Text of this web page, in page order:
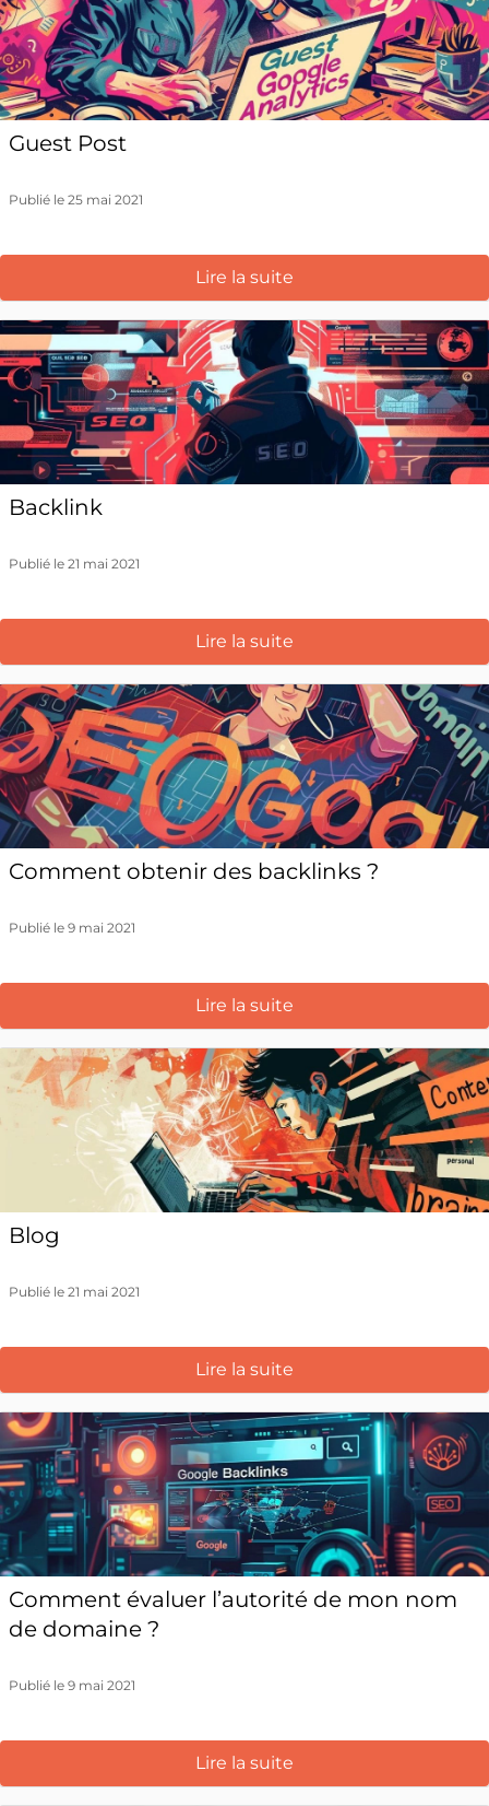
Guest Post
Publié le 25 mai 2021
Lire la suite
Backlink
Publié le 21 mai 2021
Lire la suite
Comment obtenir des backlinks ?
Publié le 9 mai 2021
Lire la suite
Blog
Publié le 21 mai 2021
Lire la suite
Comment évaluer l’autorité de mon nom
de domaine ?
Publié le 9 mai 2021
Lire la suite